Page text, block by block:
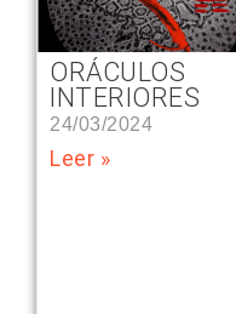
ORÁCULOS
INTERIORES
24/03/2024
Leer »